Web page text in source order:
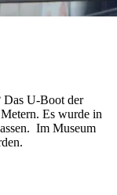
Das U-Boot der
Es wurde in
Im Museum